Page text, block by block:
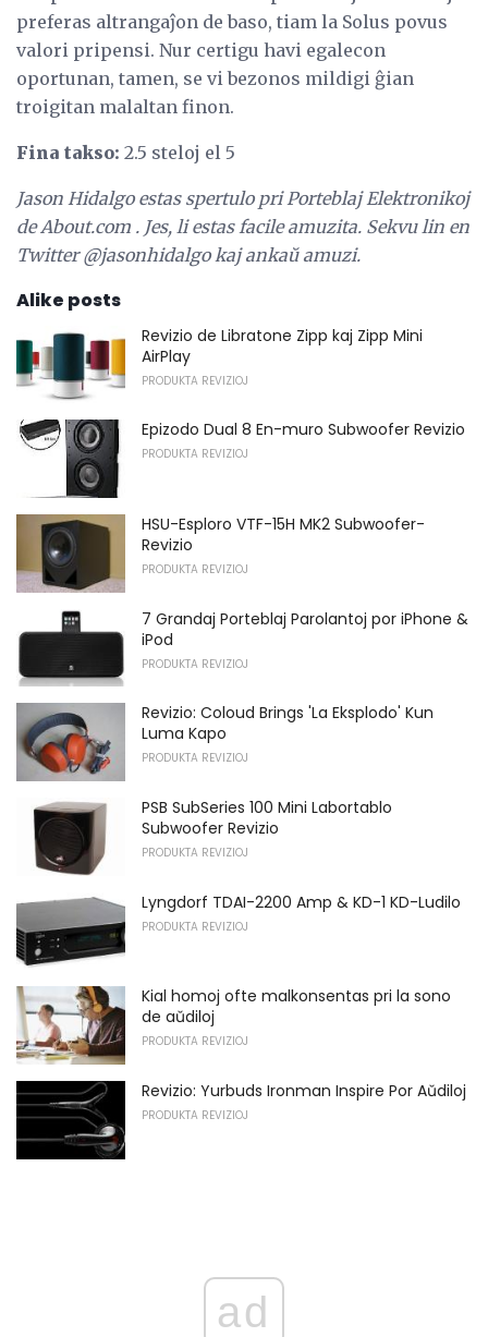
preferas altrangaĵon de baso, tiam la Solus povus
valori pripensi. Nur certigu havi egalecon
oportunan, tamen, se vi bezonos mildigi ĝian
troigitan malaltan finon.
Fina takso: 2.5 steloj el 5
Jason Hidalgo estas spertulo pri Porteblaj Elektronikoj
de About.com . Jes, li estas facile amuzita. Sekvu lin en
Twitter @jasonhidalgo kaj ankaŭ amuzi.
Alike posts
Revizio de Libratone Zipp kaj Zipp Mini
AirPlay
PRODUKTA REVIZIOJ
Epizodo Dual 8 En-muro Subwoofer Revizio
PRODUKTA REVIZIOJ
HSU-Esploro VTF-15H MK2 Subwoofer-
Revizio
PRODUKTA REVIZIOJ
7 Grandaj Porteblaj Parolantoj por iPhone &
iPod
PRODUKTA REVIZIOJ
Revizio: Coloud Brings 'La Eksplodo' Kun
Luma Kapo
PRODUKTA REVIZIOJ
PSB SubSeries 100 Mini Labortablo
Subwoofer Revizio
PRODUKTA REVIZIOJ
Lyngdorf TDAI-2200 Amp & KD-1 KD-Ludilo
PRODUKTA REVIZIOJ
Kial homoj ofte malkonsentas pri la sono
de aŭdiloj
PRODUKTA REVIZIOJ
Revizio: Yurbuds Ironman Inspire Por Aŭdiloj
PRODUKTA REVIZIOJ
ad